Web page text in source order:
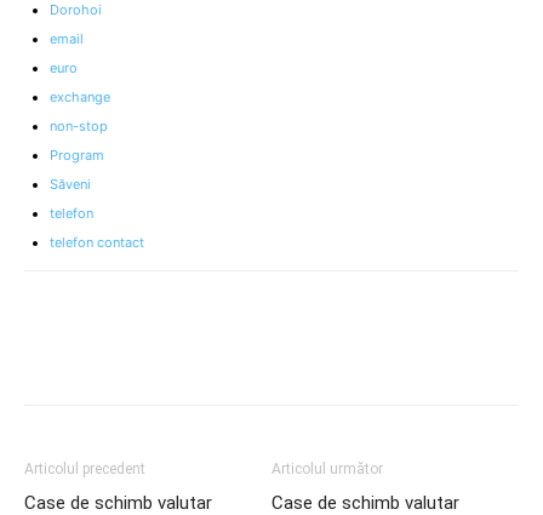
Dorohoi
email
euro
exchange
non-stop
Program
Săveni
telefon
telefon contact
Articolul precedent
Case de schimb valutar
Articolul următor
Case de schimb valutar